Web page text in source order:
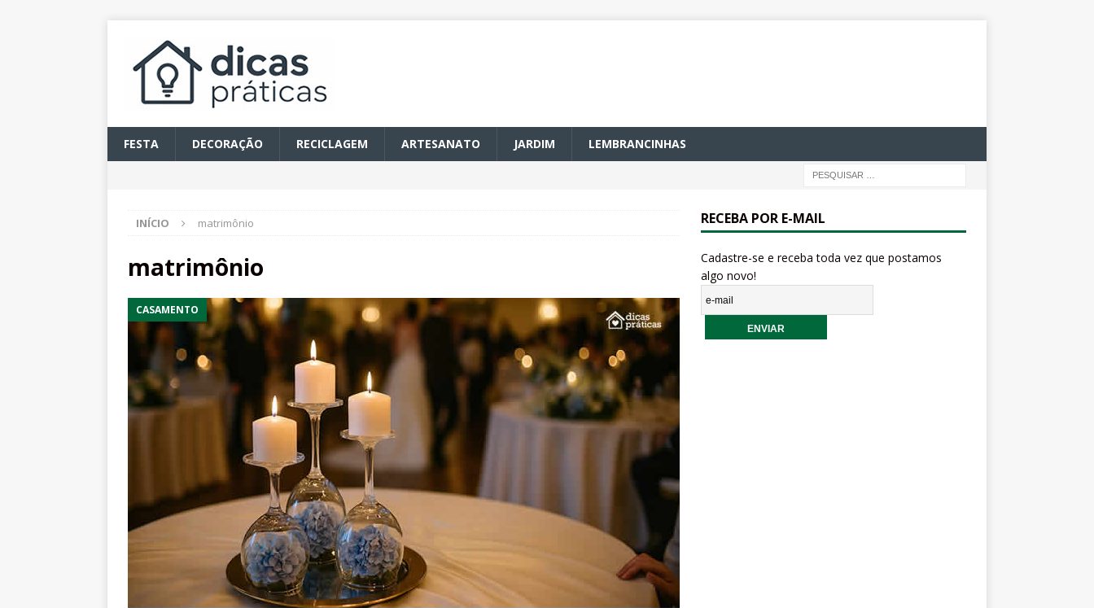
FESTA DECORAÇÃO RECICLAGEM ARTESANATO JARDIM LEMBRANCINHAS
INÍCIO matrimônio
matrimônio
CASAMENTO
RECEBA POR E-MAIL
Cadastre-se e receba toda vez que postamos
algo novo!